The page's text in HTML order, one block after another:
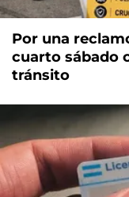
Por una
cuarto sábado
tránsito